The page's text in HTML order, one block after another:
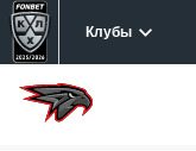
Клубы